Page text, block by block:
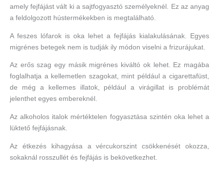
amely fejfájást vált ki a sajtfogyasztó személyeknél. Ez az anyag
a feldolgozott hústermékekben is megtalálható.
A feszes lófarok is oka lehet a fejfájás kialakulásának. Egyes
migrénes betegek nem is tudják ily módon viselni a frizurájukat.
Az erős szag egy másik migrénes kiváltó ok lehet. Ez magába
foglalhatja a kellemetlen szagokat, mint például a cigarettafüst,
de még a kellemes illatok, például a virágillat is problémát
jelenthet egyes embereknél.
Az alkoholos italok mértéktelen fogyasztása szintén oka lehet a
lüktető fejfájásnak.
Az étkezés kihagyása a vércukorszint csökkenését okozza,
sokaknál rosszullét és fejfájás is bekövetkezhet.